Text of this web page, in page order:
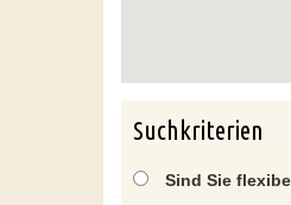
Suchkriterien
Sind Sie